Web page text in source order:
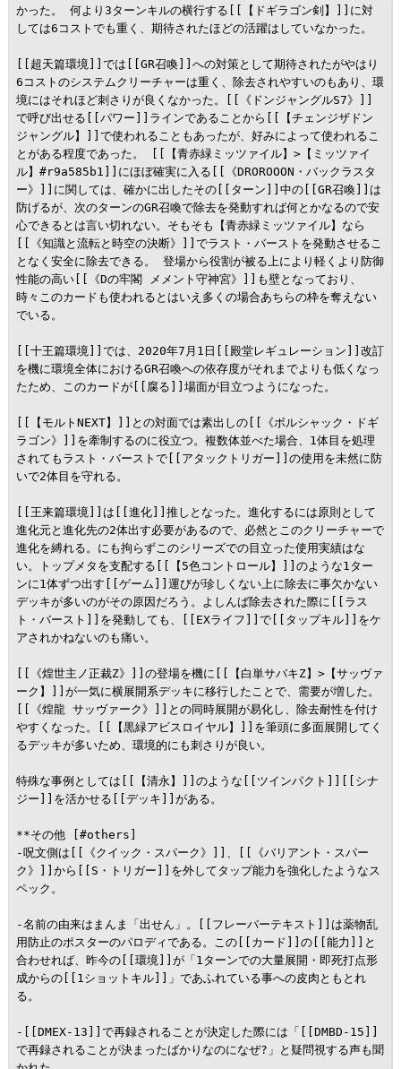
かった。 何より3ターンキルの横行する[[【ドギラゴン剣】]]に対
しては6コストでも重く、期待されたほどの活躍はしていなかった。
[[超天篇環境]]では[[GR召喚]]への対策として期待されたがやはり
6コストのシステムクリーチャーは重く、除去されやすいのもあり、環
境にはそれほど刺さりが良くなかった。[[《ドンジャングルS7》]]
で呼び出せる[[パワー]]ラインであることから[[【チェンジザドン
ジャングル】]]で使われることもあったが、好みによって使われるこ
とがある程度であった。 [[【青赤緑ミッツァイル】>【ミッツァイ
ル】#r9a585b1]]にほぼ確実に入る[[《DROROOON・バックラスタ
ー》]]に関しては、確かに出したその[[ターン]]中の[[GR召喚]]は
防げるが、次のターンのGR召喚で除去を発動すれば何とかなるので安
心できるとは言い切れない。そもそも【青赤緑ミッツァイル】なら
[[《知識と流転と時空の決断》]]でラスト・バーストを発動させるこ
となく安全に除去できる。 登場から役割が被る上により軽くより防御
性能の高い[[《Dの牢閣 メメント守神宮》]]も壁となっており、
時々このカードも使われるとはいえ多くの場合あちらの枠を奪えない
でいる。
[[十王篇環境]]では、2020年7月1日[[殿堂レギュレーション]]改訂
を機に環境全体におけるGR召喚への依存度がそれまでよりも低くなっ
たため、このカードが[[腐る]]場面が目立つようになった。
[[【モルトNEXT】]]との対面では素出しの[[《ボルシャック・ドギ
ラゴン》]]を牽制するのに役立つ。複数体並べた場合、1体目を処理
されてもラスト・バーストで[[アタックトリガー]]の使用を未然に防
いで2体目を守れる。
[[王来篇環境]]は[[進化]]推しとなった。進化するには原則として
進化元と進化先の2体出す必要があるので、必然とこのクリーチャーで
進化を縛れる。にも拘らずこのシリーズでの目立った使用実績はな
い。トップメタを支配する[[【5色コントロール】]]のような1ター
ンに1体ずつ出す[[ゲーム]]運びが珍しくない上に除去に事欠かない
デッキが多いのがその原因だろう。よしんば除去された際に[[ラス
ト・バースト]]を発動しても、[[EXライフ]]で[[タップキル]]をケ
アされかねないのも痛い。
[[《煌世主ノ正裁Z》]]の登場を機に[[【白単サバキZ】>【サッヴァ
ーク】]]が一気に横展開系デッキに移行したことで、需要が増した。
[[《煌龍 サッヴァーク》]]との同時展開が易化し、除去耐性を付け
やすくなった。[[【黒緑アビスロイヤル】]]を筆頭に多面展開してく
るデッキが多いため、環境的にも刺さりが良い。
特殊な事例としては[[【清永】]]のような[[ツインパクト]][[シナ
ジー]]を活かせる[[デッキ]]がある。
**その他 [#others]
-呪文側は[[《クイック・スパーク》]]、[[《バリアント・スパー
ク》]]から[[S・トリガー]]を外してタップ能力を強化したようなス
ペック。
-名前の由来はまんま「出せん」。[[フレーバーテキスト]]は薬物乱
用防止のポスターのパロディである。この[[カード]]の[[能力]]と
合わせれば、昨今の[[環境]]が「1ターンでの大量展開・即死打点形
成からの[[1ショットキル]]」であふれている事への皮肉ともとれ
る。
-[[DMEX-13]]で再録されることが決定した際には「[[DMBD-15]]
で再録されることが決まったばかりなのになぜ?」と疑問視する声も聞